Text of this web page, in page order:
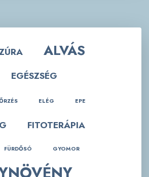
ALVÁS
EGÉSZSÉG
ELÉG EPE
FITOTERÁPIA
FÜRDŐSÓ GYOMOR